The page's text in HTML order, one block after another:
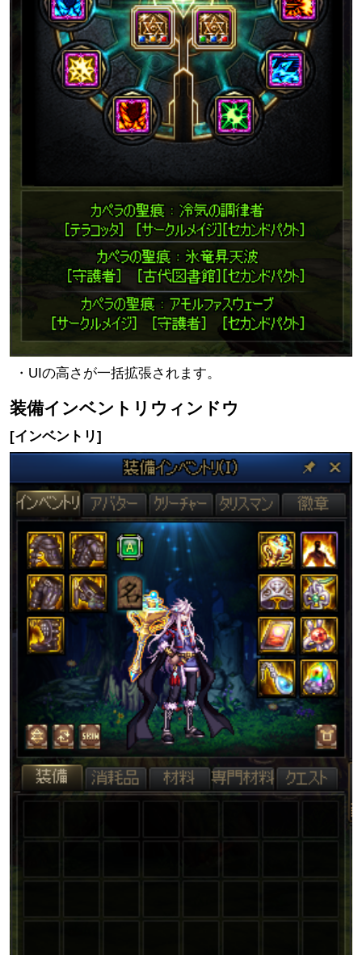
・UIの高さが一括拡張されます。
装備インベントリウィンドウ
[インベントリ]